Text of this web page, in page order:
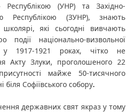
Республікою (УНР) та Західно-
Республікою (ЗУНР), знають
які сьогодні вивчають
події національно-визвольної
у 1917-1921 роках, чітко не
Акту Злуки, проголошеного 22
майже 50-тисячного
Софіївського собору.
державних свят якраз у тому